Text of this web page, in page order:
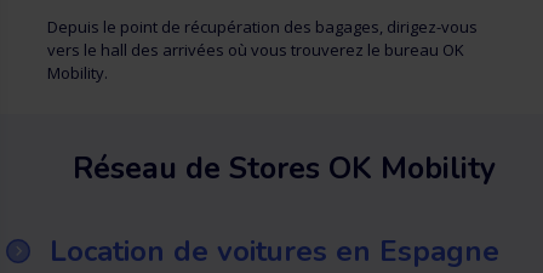
Depuis le point de récupération des bagages, dirigez-vous
vers le hall des arrivées où vous trouverez le bureau OK
Mobility.
Réseau de Stores OK Mobility
Location de voitures en Espagne